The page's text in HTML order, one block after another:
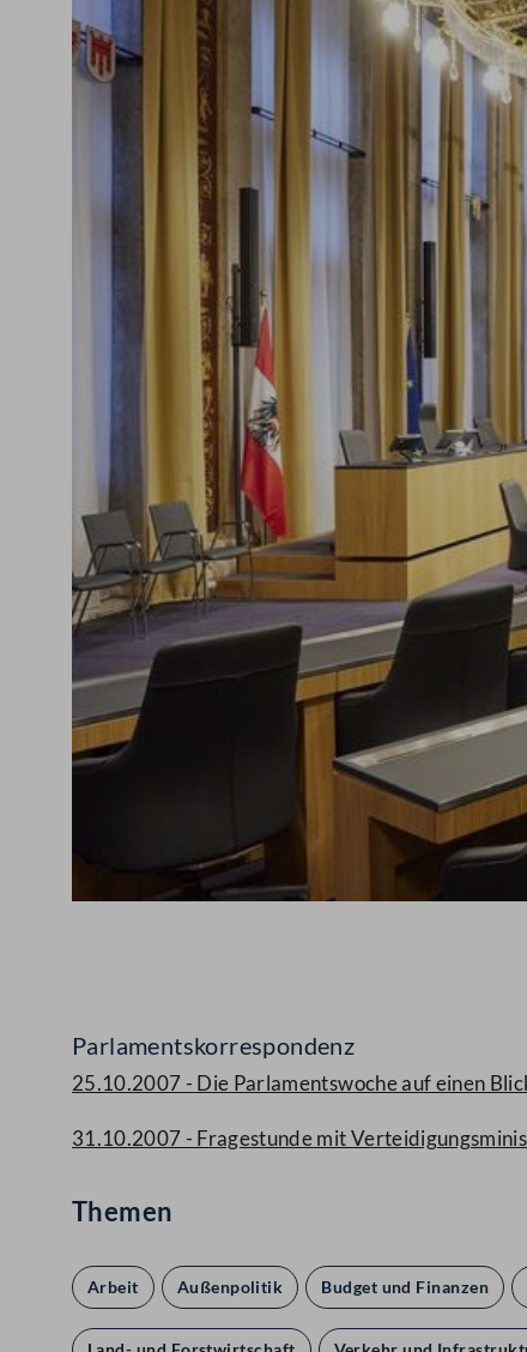
Parlamentskorrespondenz
25.10.2007 - Die Parlamentswoche auf einen
31.10.2007 - Fragestunde mit
Themen
Arbeit Außenpolitik Budget und Finanzen